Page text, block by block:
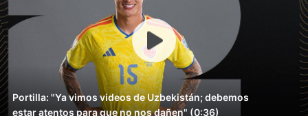
Portilla: "Ya vimos videos de Uzbekistán; debemos
estar atentos para que no nos dañen" (0:36)